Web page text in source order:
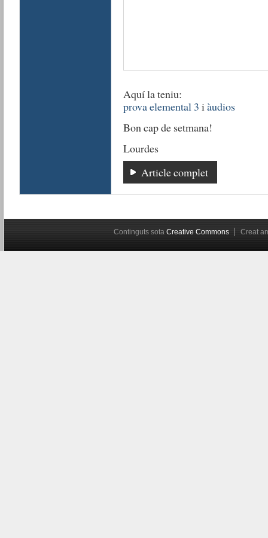
Aquí la teniu:
prova elemental 3 iàudios
Bon cap de setmana!
Lourdes
Article complet
Continguts sota Creative Commons Creat